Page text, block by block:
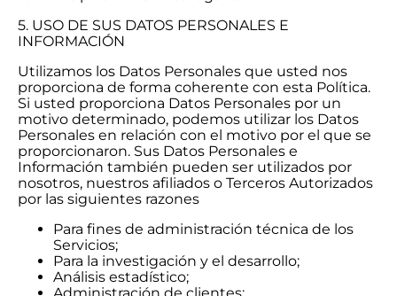
5. USO DE SUS DATOS PERSONALES E
INFORMACIÓN
Utilizamos los Datos Personales que usted nos
proporciona de forma coherente con esta Política.
Si usted proporciona Datos Personales por un
motivo determinado, podemos utilizar los Datos
Personales en relación con el motivo por el que se
proporcionaron. Sus Datos Personales e
Información también pueden ser utilizados por
nosotros, nuestros afiliados o Terceros Autorizados
por las siguientes razones
Para fines de administración técnica de los
Servicios;
Para la investigación y el desarrollo;
Análisis estadístico;